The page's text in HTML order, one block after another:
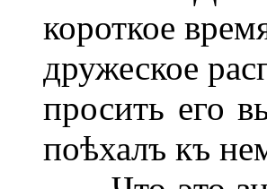
короткое
дружеское
просить его
поѣхалъ къ